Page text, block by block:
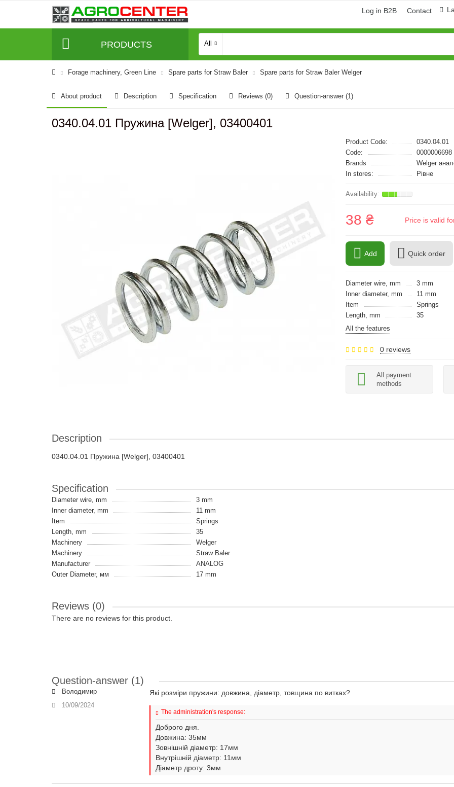
Log in B2B Contact
PRODUCTS All
Forage machinery, Green Line Spare parts for Straw Baler Spare parts for Straw Baler Welger
About product Description Specification Reviews (0) Question-answer (1)
0340.04.01 Пружина [Welger], 03400401
Product Code:
0340.04.01
Code:
0000006698
Brands
Welger
In stores:
Рівне
38 ₴ Price is valid
Add Quick order
Diameter wire, mm
3 mm
Inner diameter, mm
11 mm
Item
Springs
Length, mm
35
All the features
0 reviews
All payment
methods
Description
0340.04.01 Пружина [Welger], 03400401
Specification
Diameter wire, mm
3 mm
Inner diameter, mm
11 mm
Item
Springs
Length, mm
35
Machinery
Welger
Machinery
Straw Baler
Manufacturer
ANALOG
Outer Diameter, мм
17 mm
Reviews (0)
There are no reviews for this product.
Question-answer (1)
Володимир
10/09/2024
Які розміри пружини: довжина, діаметр, товщина по витках?
The administration's response:
Доброго дня.
Довжина: 35мм
Зовнішній діаметр: 17мм
Внутрішній діаметр: 11мм
Діаметр дроту: 3мм